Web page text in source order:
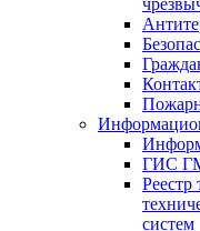
ГИС
Реестр
систем